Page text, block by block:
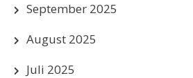
September 2025
August 2025
Juli 2025